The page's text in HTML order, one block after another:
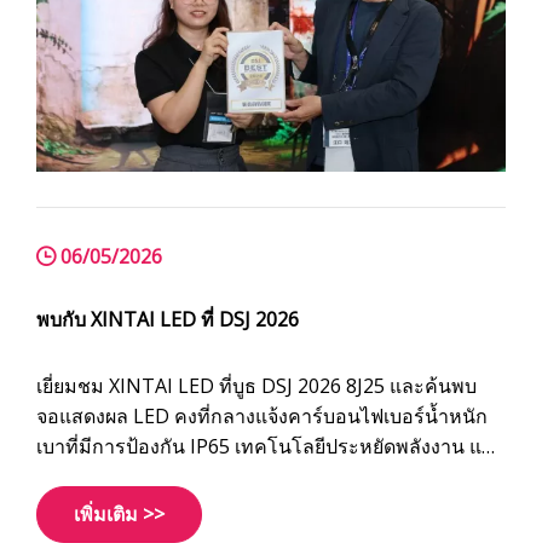
06/05/2026
พบกับ XINTAI LED ที่ DSJ 2026
เยี่ยมชม XINTAI LED ที่บูธ DSJ 2026 8J25 และค้นพบ
จอแสดงผล LED คงที่กลางแจ้งคาร์บอนไฟเบอร์น้ำหนัก
เบาที่มีการป้องกัน IP65 เทคโนโลยีประหยัดพลังงาน และ
เพิ่มเติม >>